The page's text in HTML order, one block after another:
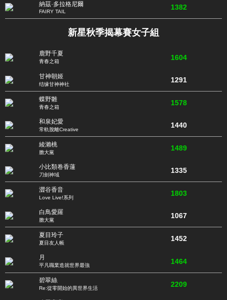
納茲·多拉格尼爾
FAIRY TAIL
1382
新星秋季揭幕賽女子組
鹿野千夏
青春之箱 1604
甘神朝姬
结缘甘神神社 1291
蝶野雛
青春之箱 1578
和泉妃愛
常軌脫離Creative 1440
綾瀨桃
膽大黨 1489
小比類卷香蓮
刀劍神域 1335
澀谷香音
Love Live!系列 1803
白鳥愛羅
膽大黨 1067
夏目玲子
夏目友人帳 1452
月
平凡職業造就世界最強 1464
碧翠絲
Re:從零開始的異世界生活 2209